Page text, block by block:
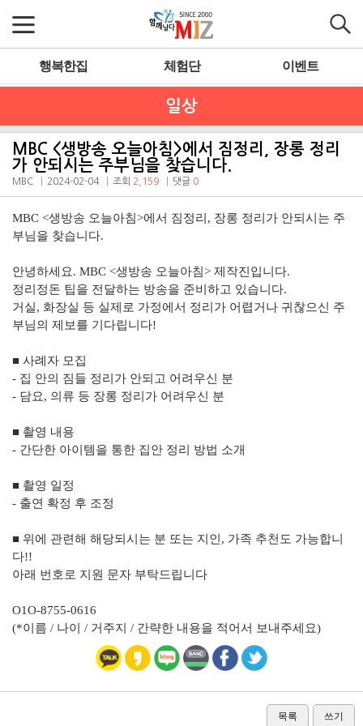
행복한집 체험단 이벤트
일상
MBC <생방송 오늘아침>에서 짐정리, 장롱 정리
가 안되시는 주부님을 찾습니다.
MBC 2024-02-04 조회 2,159 댓글 0
MBC <생방송 오늘아침>에서 짐정리, 장롱 정리가 안되시는 주
부님을 찾습니다.
안녕하세요. MBC <생방송 오늘아침> 제작진입니다.
정리정돈 팁을 전달하는 방송을 준비하고 있습니다.
거실, 화장실 등 실제로 가정에서 정리가 어렵거나 귀찮으신 주
부님의 제보를 기다립니다!
■ 사례자 모집
- 집 안의 짐들 정리가 안되고 어려우신 분
- 담요, 의류 등 장롱 정리가 어려우신 분
■ 촬영 내용
- 간단한 아이템을 통한 집안 정리 방법 소개
■ 촬영 일정
- 출연 확정 후 조정
■ 위에 관련해 해당되시는 분 또는 지인, 가족 추천도 가능합니
다!!
아래 번호로 지원 문자 부탁드립니다
O1O-8755-0616
(*이름 / 나이 / 거주지 / 간략한 내용을 적어서 보내주세요)
목록 쓰기